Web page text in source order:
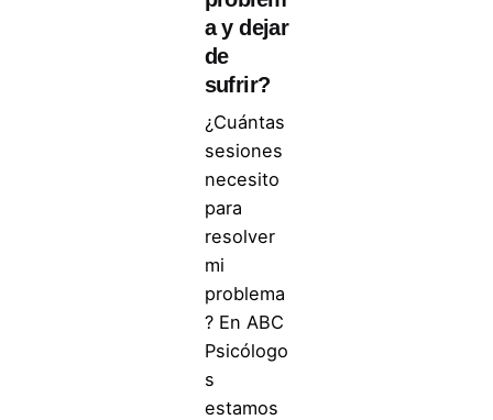
a y dejar
de
sufrir?
¿Cuántas
sesiones
necesito
para
resolver
mi
problema
? En ABC
Psicólogo
s
estamos